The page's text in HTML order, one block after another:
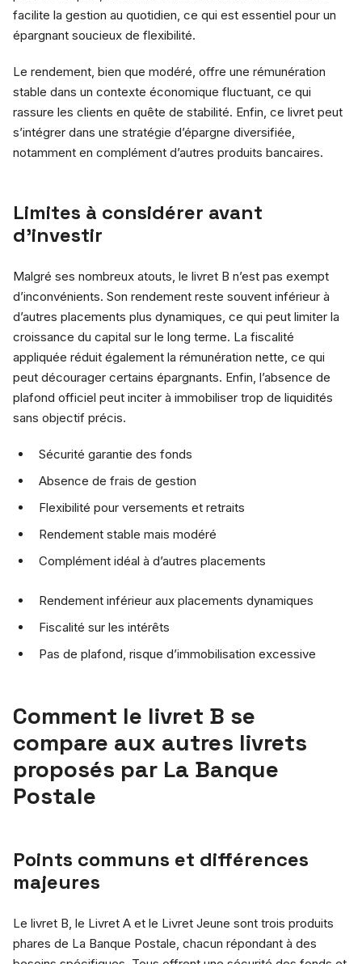
facilite la gestion au quotidien, ce qui est essentiel pour un
épargnant soucieux de flexibilité.
Le rendement, bien que modéré, offre une rémunération
stable dans un contexte économique fluctuant, ce qui
rassure les clients en quête de stabilité. Enfin, ce livret peut
s’intégrer dans une stratégie d’épargne diversifiée,
notamment en complément d’autres produits bancaires.
Limites à considérer avant
d’investir
Malgré ses nombreux atouts, le livret B n’est pas exempt
d’inconvénients. Son rendement reste souvent inférieur à
d’autres placements plus dynamiques, ce qui peut limiter la
croissance du capital sur le long terme. La fiscalité
appliquée réduit également la rémunération nette, ce qui
peut décourager certains épargnants. Enfin, l’absence de
plafond officiel peut inciter à immobiliser trop de liquidités
sans objectif précis.
Sécurité garantie des fonds
Absence de frais de gestion
Flexibilité pour versements et retraits
Rendement stable mais modéré
Complément idéal à d’autres placements
Rendement inférieur aux placements dynamiques
Fiscalité sur les intérêts
Pas de plafond, risque d’immobilisation excessive
Comment le livret B se
compare aux autres livrets
proposés par La Banque
Postale
Points communs et différences
majeures
Le livret B, le Livret A et le Livret Jeune sont trois produits
phares de La Banque Postale, chacun répondant à des